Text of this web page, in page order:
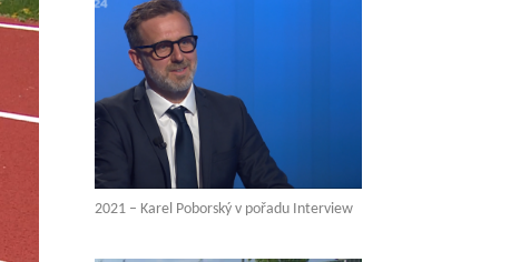
2021 – Karel Poborský v pořadu Interview